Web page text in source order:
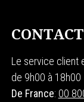
Le service client
de 9h00 à 18h00
De France: 00